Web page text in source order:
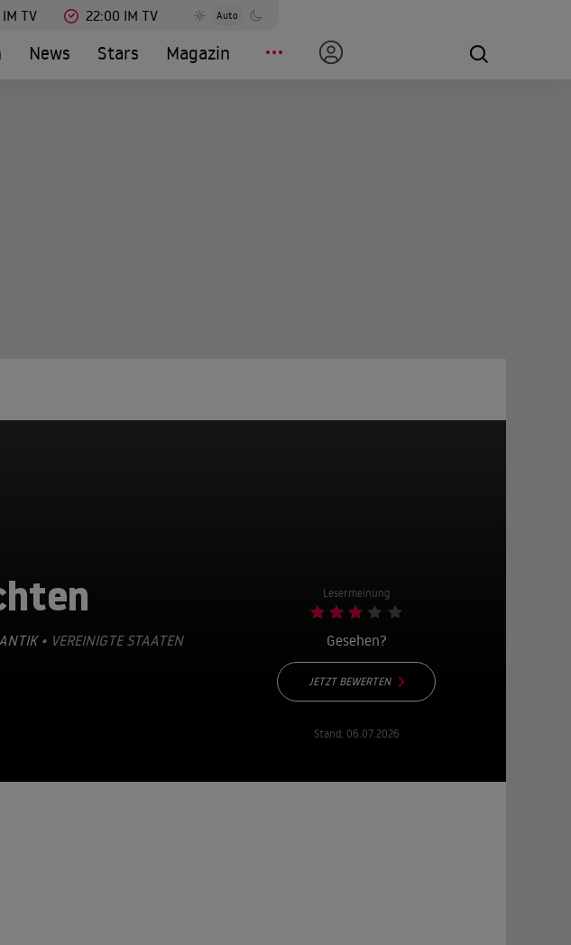
TV 22:00 IM TV Auto
News Stars Magazin
• VEREINIGTE STAATEN
Lesermeinung
Gesehen?
JETZT BEWERTEN
Stand: 06.07.2026